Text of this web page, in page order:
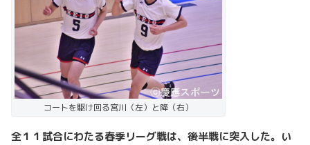
コートを駆け回る宮川（左）と降（右）
全１１試合にわたる春季リーグ戦は、後半戦に突入した。い